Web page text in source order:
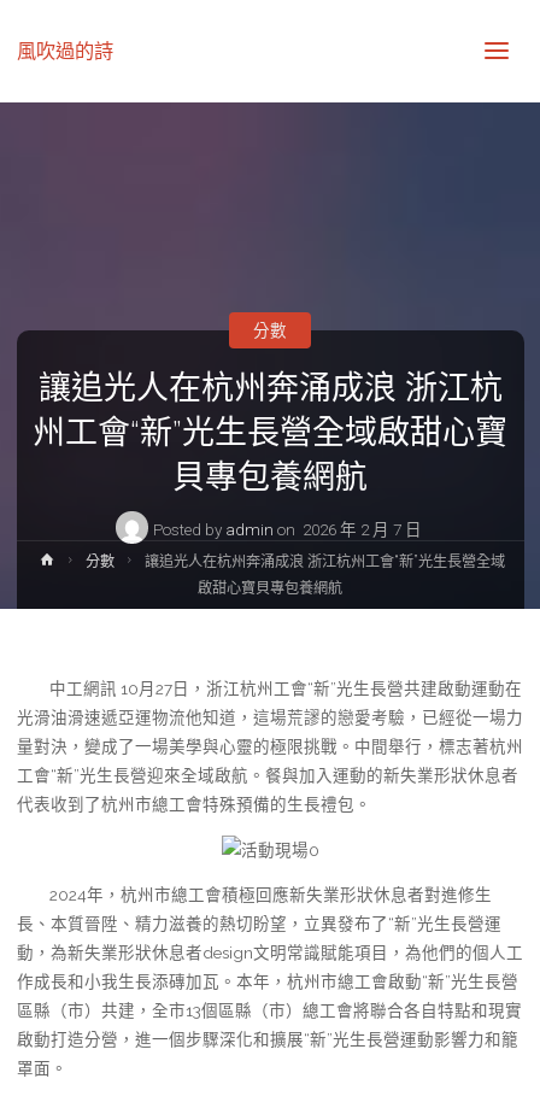
風吹過的詩
讓追光人在杭州奔涌成浪 浙江杭
州工會“新”光生長營全域啟甜心寶
貝專包養網航
Posted by admin on 2026 年 2 月 7 日
分數
Home分數
讓追光人在杭州奔涌成浪 浙江杭州工會“新”光生長營全域
啟甜心寶貝專包養網航
中工網訊 10月27日，浙江杭州工會“新”光生長營共建啟動運動在
光滑油滑速遞亞運物流他知道，這場荒謬的戀愛考驗，已經從一場力
量對決，變成了一場美學與心靈的極限挑戰。中間舉行，標志著杭州
工會“新”光生長營迎來全域啟航。餐與加入運動的新失業形狀休息者
代表收到了杭州市總工會特殊預備的生長禮包。
2024年，杭州市總工會積極回應新失業形狀休息者對進修生
長、本質晉陞、精力滋養的熱切盼望，立異發布了“新”光生長營運
動，為新失業形狀休息者design文明常識賦能項目，為他們的個人工
作成長和小我生長添磚加瓦。本年，杭州市總工會啟動“新”光生長營
區縣（市）共建，全市13個區縣（市）總工會將聯合各自特點和現實
啟動打造分營，進一個步驟深化和擴展“新”光生長營運動影響力和籠
罩面。